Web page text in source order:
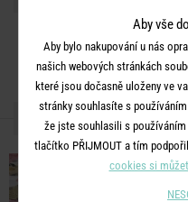
DALŠÍ
Aby vše
Aby bylo nakupování u nás
našich webových stránkách
které jsou dočasně uloženy ve
stránky souhlasíte s
že jste souhlasili s
tlačítko PŘIJMOUT a tím
cookies si